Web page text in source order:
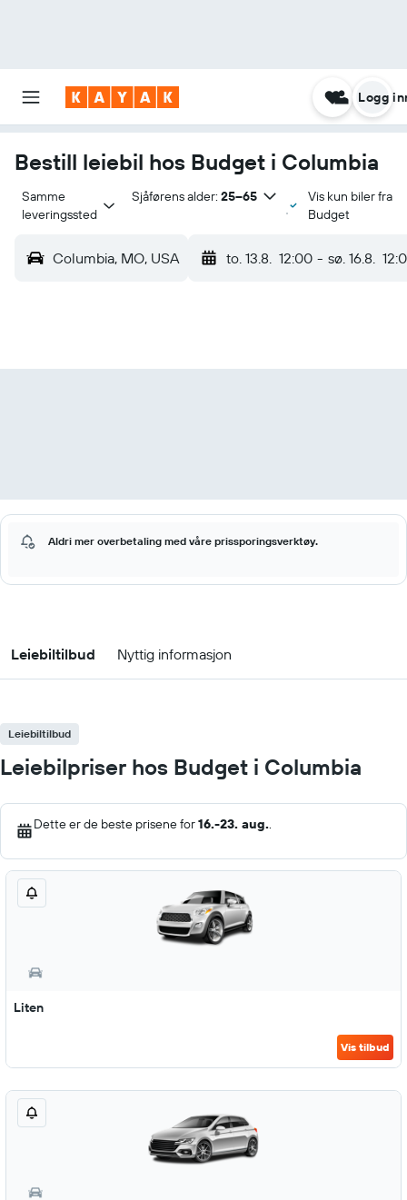
Logg
Bestill leiebil hos Budget i Columbia
Samme
leveringssted
Sjåførens alder: 25–65
Vis kun biler fra
Budget
Columbia, MO, USA to. 13.8. 12:00 - sø. 16.8.
Aldri mer overbetaling med våre prissporingsverktøy.
Leiebiltilbud Nyttig informasjon
Leiebiltilbud
Leiebilpriser hos Budget i Columbia
Dette er de beste prisene for16.-23. aug..
Liten
Vis tilbud